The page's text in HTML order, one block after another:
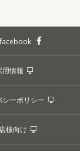
用情報
シーポリシー
様向け